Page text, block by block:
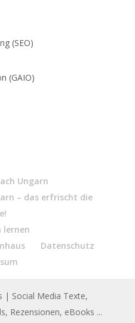
(SEO)
(GAIO)
Ungarn
– das erfrischt die
lernen
Datenschutz
| Social Media Texte,
Rezensionen, eBooks ...